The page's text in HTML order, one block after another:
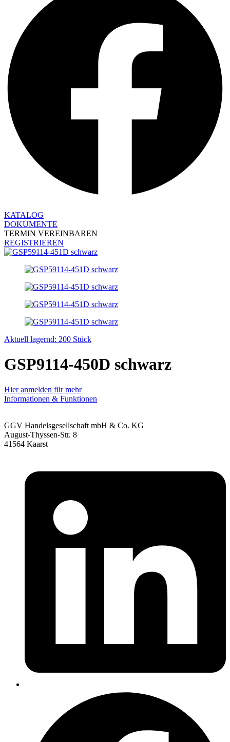
KATALOG
DOKUMENTE
TERMIN VEREINBAREN
REGISTRIEREN
Aktuell lagernd: 200 Stück
GSP9114-450D schwarz
Hier anmelden für mehr
Informationen & Funktionen
GGV Handelsgesellschaft mbH & Co. KG
August-Thyssen-Str. 8
41564 Kaarst